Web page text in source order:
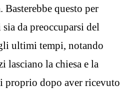
Basterebbe questo per
da preoccuparsi del
ultimi tempi, notando
lasciano la chiesa e la
proprio dopo aver ricevuto